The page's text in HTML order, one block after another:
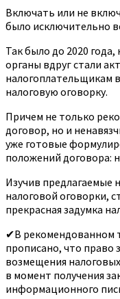
Включать или не
было исключительно
Так было до 2020
органы вдруг стали
налогоплательщикам
налоговую оговорку.
Причем не только
договор, но и
уже готовые
положений договора:
Изучив предлагаемые
налоговой оговорки,
прекрасная задумка
✔В рекомендованном
прописано, что право
возмещения
в момент получения
информационного